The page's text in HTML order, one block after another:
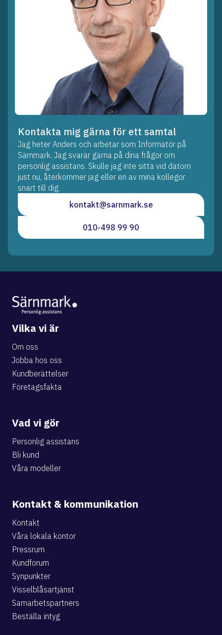
Kontakta mig gärna för ett samtal
Jag heter Anders och arbetar som Informatör på
Särnmark. Jag svarar gärna på dina frågor om
personlig assistans. Skulle jag inte sitta vid datorn
just nu, återkommer jag eller en av mina kollegor
snart till dig.
kontakt@sarnmark.se
010-498 99 90
Vilka vi är
Om oss
Jobba hos oss
Kundberättelser
Företagsfakta
Vad vi gör
Personlig assistans
Bli kund
Våra modeller
Kontakt & kommunikation
Kontakt
Våra lokala kontor
Pressrum
Kundforum
Synpunkter
Visselblåsartjänst
Samarbetspartners
Beställa intyg